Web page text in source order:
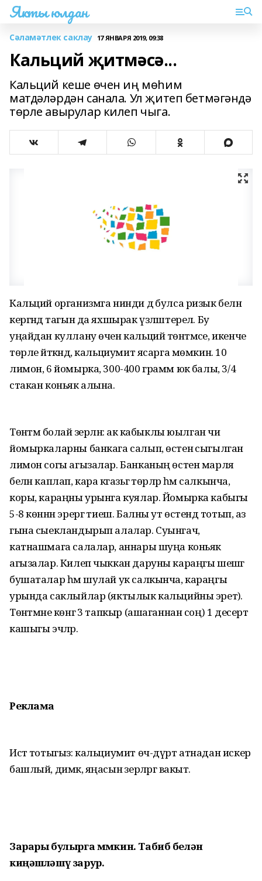
Якты юлдан
Сәламәтлек саклау 17 ЯНВАРЯ 2019, 09:38
Кальций җитмәсә...
Кальций кеше өчен иң мөһим
матдәләрдән санала. Ул җитеп бетмәгәндә
төрле авырулар килеп чыга.
Кальций организмга нинди дә булса ризык белән
кергәндә тагын да яхшырак үзләштерелә. Бу
уңайдан куллану өчен кальций төнәтмәсе, икенче
төрле әйткәндә, кальциумит ясарга мөмкин. 10
лимон, 6 йомырка, 300-400 грамм юкә балы, 3/4
стакан коньяк алына.
Төнәтмә болай әзерләнә: ак кабыклы юылган чи
йомыркаларны банкага салып, өстенә сыгылган
лимон согы агызалар. Банканың өстен марля
белән каплап, кара кәгазьгә төрәләр һәм салкынча,
коры, караңны урынга куялар. Йомырка кабыгы
5-8 көннән эрергә тиеш. Балны ут өстендә тотып, аз
гына сыекландырып алалар. Суынгач,
катнашмага салалар, аннары шуңа коньяк
агызалар. Килеп чыккан даруны караңгы шешәгә
бушаталар һәм шулай ук салкынча, караңгы
урында саклыйлар (яктылык кальцийны эретә).
Төнәтмәне көнгә 3 тапкыр (ашаганнан соң) 1 десерт
кашыгы эчәләр.
Реклама
Истә тотыгыз: кальциумит өч-дүрт атнадан искерә
башлый, димәк, яңасын әзерләргә вакыт.
Зарары булырга мөмкин. Табиб белән
киңәшләшү зарур.